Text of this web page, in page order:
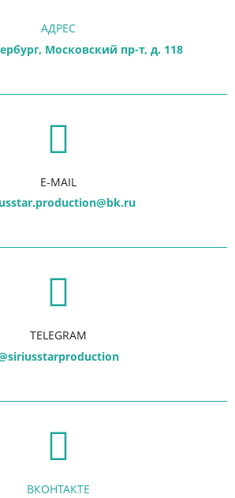
АДРЕС
Московский пр-т, д. 118
E-MAIL
TELEGRAM
ВКОНТАКТЕ